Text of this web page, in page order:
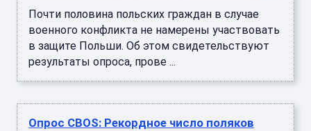
Почти половина польских граждан в случае
военного конфликта не намерены участвовать
в защите Польши. Об этом свидетельствуют
результаты опроса, прове ...
Опрос CBOS: Рекордное число поляков